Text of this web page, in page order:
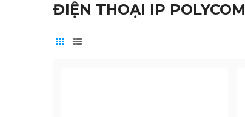
ĐIỆN THOẠI IP POLYCOM